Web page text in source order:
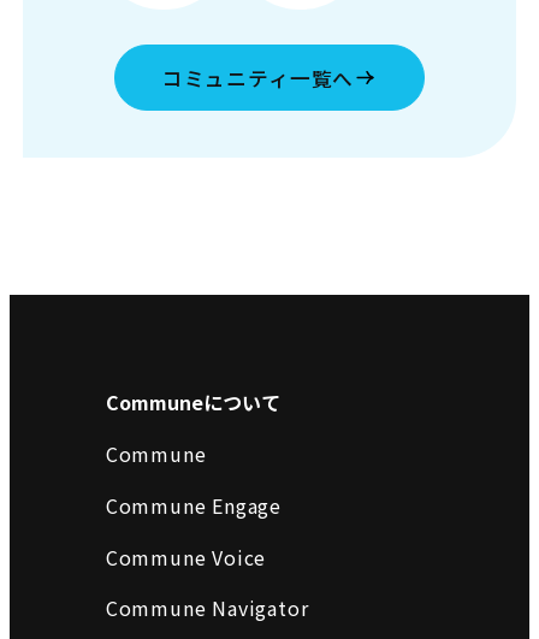
コミュニティ一覧へ
Communeについて
Commune
Commune Engage
Commune Voice
Commune Navigator